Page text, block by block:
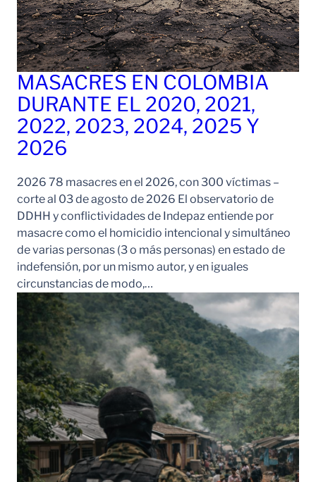
MASACRES EN COLOMBIA
DURANTE EL 2020, 2021,
2022, 2023, 2024, 2025 Y
2026
2026 78 masacres en el 2026, con 300 víctimas –
corte al 03 de agosto de 2026 El observatorio de
DDHH y conflictividades de Indepaz entiende por
masacre como el homicidio intencional y simultáneo
de varias personas (3 o más personas) en estado de
indefensión, por un mismo autor, y en iguales
circunstancias de modo,…